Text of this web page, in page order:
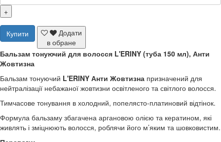
+
Купити
Додати
в обране
Бальзам тонуючий для волосся L'ERINY (туба 150 мл), Анти
Жовтизна
Бальзам тонуючий L'ERINY Анти Жовтизна призначений для
нейтралізації небажаної жовтизни освітленого та світлого волосся.
Тимчасове тонування в холодний, попелясто-платиновий відтінок.
Формула бальзаму збагачена аргановою олією та кератином, які
живлять і зміцнюють волосся, роблячи його м’яким та шовковистим.